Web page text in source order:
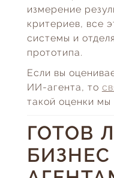
измерение
критериев, все
системы и
прототипа.
Если вы
ИИ-агента, то
такой оценки мы
ГОТОВ